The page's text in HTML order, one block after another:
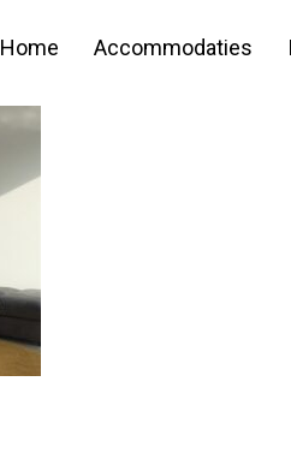
Home Accommodaties